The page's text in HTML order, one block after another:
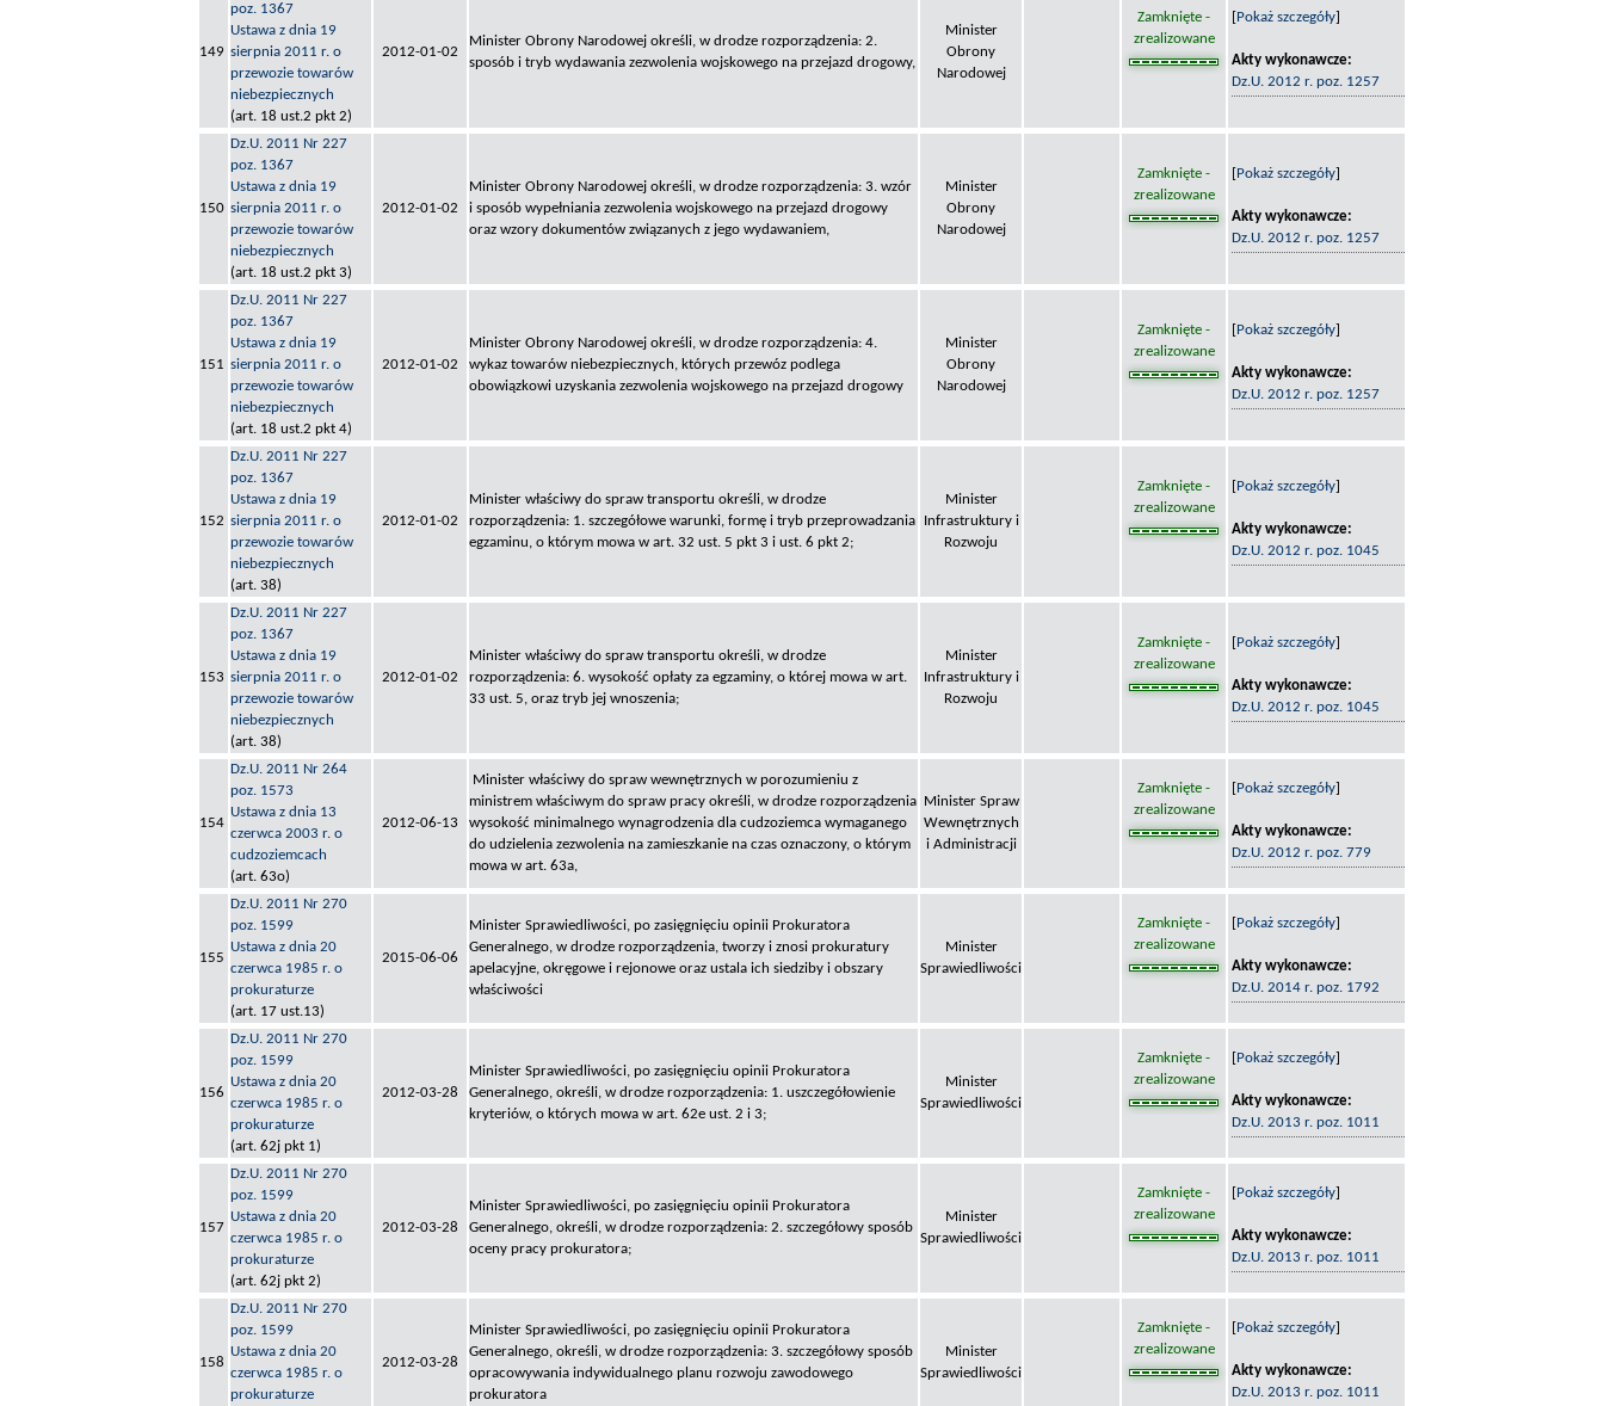
149
poz. 1367
Ustawa z dnia 19
sierpnia 2011 r. o
przewozie towarów
niebezpiecznych
(art. 18 ust.2 pkt 2)
2012-01-02
Minister Obrony Narodowej określi, w drodze rozporządzenia: 2.
sposób i tryb wydawania zezwolenia wojskowego na przejazd drogowy,
Minister
Obrony
Narodowej
Zamknięte -
zrealizowane
Pokaż szczegóły
Akty wykonawcze:
Dz.U. 2012 r. poz. 1257
150
Dz.U. 2011 Nr 227
poz. 1367
Ustawa z dnia 19
sierpnia 2011 r. o
przewozie towarów
niebezpiecznych
(art. 18 ust.2 pkt 3)
2012-01-02
Minister Obrony Narodowej określi, w drodze rozporządzenia: 3. wzór
i sposób wypełniania zezwolenia wojskowego na przejazd drogowy
oraz wzory dokumentów związanych z jego wydawaniem,
Minister
Obrony
Narodowej
Zamknięte -
zrealizowane
Pokaż szczegóły
Akty wykonawcze:
Dz.U. 2012 r. poz. 1257
151
Dz.U. 2011 Nr 227
poz. 1367
Ustawa z dnia 19
sierpnia 2011 r. o
przewozie towarów
niebezpiecznych
(art. 18 ust.2 pkt 4)
2012-01-02
Minister Obrony Narodowej określi, w drodze rozporządzenia: 4.
wykaz towarów niebezpiecznych, których przewóz podlega
obowiązkowi uzyskania zezwolenia wojskowego na przejazd drogowy
Minister
Obrony
Narodowej
Zamknięte -
zrealizowane
Pokaż szczegóły
Akty wykonawcze:
Dz.U. 2012 r. poz. 1257
152
Dz.U. 2011 Nr 227
poz. 1367
Ustawa z dnia 19
sierpnia 2011 r. o
przewozie towarów
niebezpiecznych
(art. 38)
2012-01-02
Minister właściwy do spraw transportu określi, w drodze
rozporządzenia: 1. szczegółowe warunki, formę i tryb przeprowadzania
egzaminu, o którym mowa w art. 32 ust. 5 pkt 3 i ust. 6 pkt 2;
Minister
Infrastruktury i
Rozwoju
Zamknięte -
zrealizowane
Pokaż szczegóły
Akty wykonawcze:
Dz.U. 2012 r. poz. 1045
153
Dz.U. 2011 Nr 227
poz. 1367
Ustawa z dnia 19
sierpnia 2011 r. o
przewozie towarów
niebezpiecznych
(art. 38)
2012-01-02
Minister właściwy do spraw transportu określi, w drodze
rozporządzenia: 6. wysokość opłaty za egzaminy, o której mowa w art.
33 ust. 5, oraz tryb jej wnoszenia;
Minister
Infrastruktury i
Rozwoju
Zamknięte -
zrealizowane
Pokaż szczegóły
Akty wykonawcze:
Dz.U. 2012 r. poz. 1045
154
Dz.U. 2011 Nr 264
poz. 1573
Ustawa z dnia 13
czerwca 2003 r. o
cudzoziemcach
(art. 63o)
2012-06-13
Minister właściwy do spraw wewnętrznych w porozumieniu z
ministrem właściwym do spraw pracy określi, w drodze rozporządzenia
wysokość minimalnego wynagrodzenia dla cudzoziemca wymaganego
do udzielenia zezwolenia na zamieszkanie na czas oznaczony, o którym
mowa w art. 63a,
Minister Spraw
Wewnętrznych
i Administracji
Zamknięte -
zrealizowane
Pokaż szczegóły
Akty wykonawcze:
Dz.U. 2012 r. poz. 779
155
Dz.U. 2011 Nr 270
poz. 1599
Ustawa z dnia 20
czerwca 1985 r. o
prokuraturze
(art. 17 ust.13)
2015-06-06
Minister Sprawiedliwości, po zasięgnięciu opinii Prokuratora
Generalnego, w drodze rozporządzenia, tworzy i znosi prokuratury
apelacyjne, okręgowe i rejonowe oraz ustala ich siedziby i obszary
właściwości
Minister
Sprawiedliwości
Zamknięte -
zrealizowane
Pokaż szczegóły
Akty wykonawcze:
Dz.U. 2014 r. poz. 1792
156
Dz.U. 2011 Nr 270
poz. 1599
Ustawa z dnia 20
czerwca 1985 r. o
prokuraturze
(art. 62j pkt 1)
2012-03-28
Minister Sprawiedliwości, po zasięgnięciu opinii Prokuratora
Generalnego, określi, w drodze rozporządzenia: 1. uszczegółowienie
kryteriów, o których mowa w art. 62e ust. 2 i 3;
Minister
Sprawiedliwości
Zamknięte -
zrealizowane
Pokaż szczegóły
Akty wykonawcze:
Dz.U. 2013 r. poz. 1011
157
Dz.U. 2011 Nr 270
poz. 1599
Ustawa z dnia 20
czerwca 1985 r. o
prokuraturze
(art. 62j pkt 2)
2012-03-28
Minister Sprawiedliwości, po zasięgnięciu opinii Prokuratora
Generalnego, określi, w drodze rozporządzenia: 2. szczegółowy sposób
oceny pracy prokuratora;
Minister
Sprawiedliwości
Zamknięte -
zrealizowane
Pokaż szczegóły
Akty wykonawcze:
Dz.U. 2013 r. poz. 1011
158
Dz.U. 2011 Nr 270
poz. 1599
Ustawa z dnia 20
czerwca 1985 r. o
prokuraturze
2012-03-28
Minister Sprawiedliwości, po zasięgnięciu opinii Prokuratora
Generalnego, określi, w drodze rozporządzenia: 3. szczegółowy sposób
opracowywania indywidualnego planu rozwoju zawodowego
prokuratora
Minister
Sprawiedliwości
Zamknięte -
zrealizowane
Pokaż szczegóły
Akty wykonawcze:
Dz.U. 2013 r. poz. 1011